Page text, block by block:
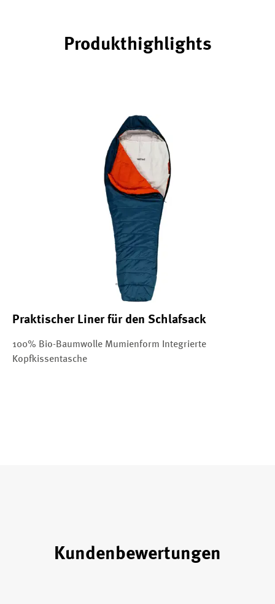
Produkthighlights
Praktischer Liner für den Schlafsack
100% Bio-Baumwolle Mumienform Integrierte
Kopfkissentasche
Kundenbewertungen